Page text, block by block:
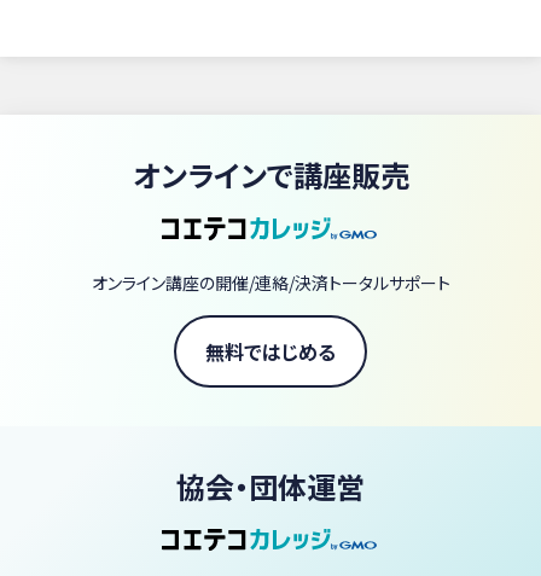
オンラインで講座販売
オンライン講座の開催/連絡/決済トータルサポート
無料ではじめる
協会・団体運営